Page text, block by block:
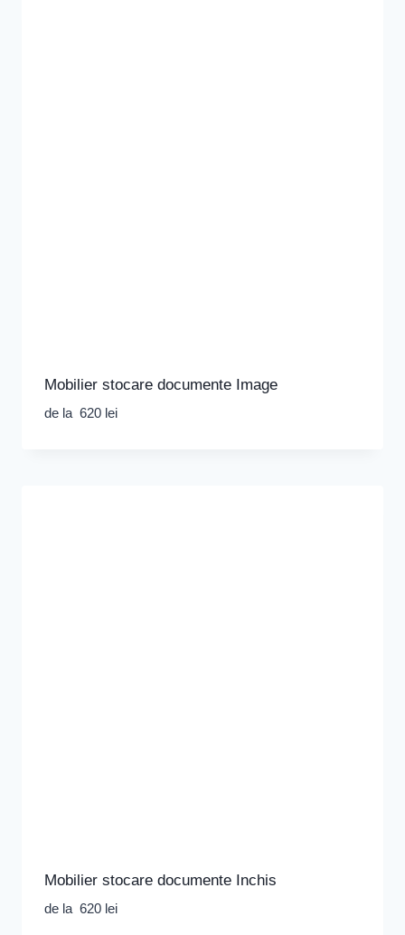
Mobilier stocare documente Image
de la 620 lei
Mobilier stocare documente Inchis
de la 620 lei